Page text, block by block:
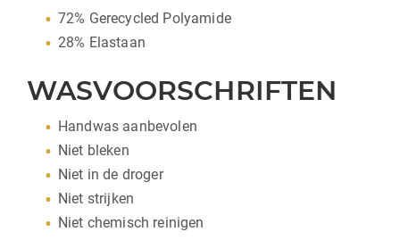
72% Gerecycled Polyamide
28% Elastaan
WASVOORSCHRIFTEN
Handwas aanbevolen
Niet bleken
Niet in de droger
Niet strijken
Niet chemisch reinigen